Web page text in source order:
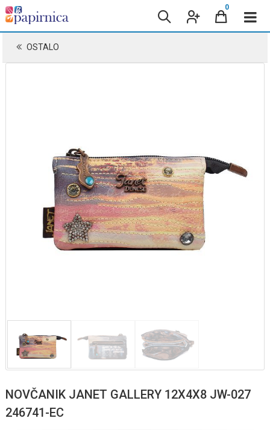
0
OSTALO
NOVČANIK JANET GALLERY 12X4X8 JW-027
246741-EC